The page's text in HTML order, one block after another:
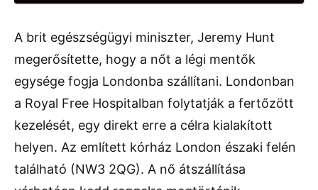
A brit egészségügyi miniszter, Jeremy Hunt
megerősítette, hogy a nőt a légi mentők
egysége fogja Londonba szállítani. Londonban
a Royal Free Hospitalban folytatják a fertőzött
kezelését, egy direkt erre a célra kialakított
helyen. Az említett kórház London északi felén
található (NW3 2QG). A nő átszállítása